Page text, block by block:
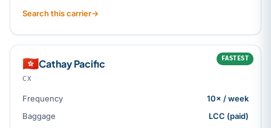
Search this carrier→
FASTEST
🇭🇰Cathay Pacific
CX
Frequency
10× / week
Baggage
LCC (paid)